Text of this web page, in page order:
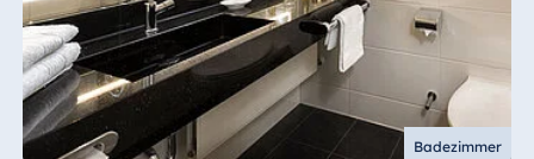
Badezimmer